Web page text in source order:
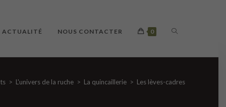
ACTUALITÉ NOUS CONTACTER 0 TOGGLE
WEBSITE
> L'univers de la ruche > La quincaillerie > Les lèves-cadres